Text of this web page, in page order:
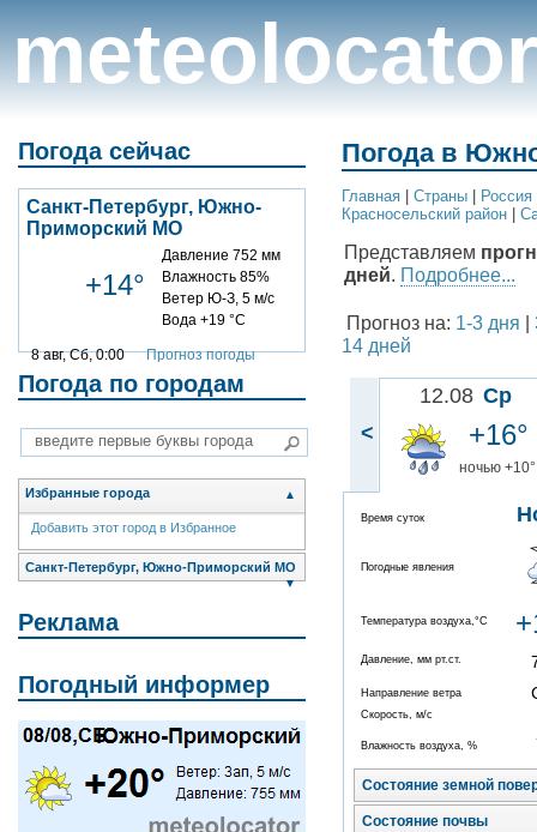
meteolocator
Погода сейчас
Санкт-Петербург, Южно-
Приморский МО
+14°
Давление 752 мм
Влажность 85%
Ветер Ю-З, 5 м/с
Вода +19 °C
8 авг, Сб, 0:00Прогноз погоды
Погода по городам
Избранные города ▲
Добавить этот город в Избранное
Санкт-Петербург, Южно-Приморский МО
▼
Реклама
Погодный информер
Погода в
Главная Cтраны Россия
Красносельский район
Представляем
дней. Подробнее...
Прогноз на: 1-3 дня
14 дней
<
12.08 Ср
+16°
ночью +10°
Время суток
Погодные явления
Температура воздуха,°C
Давление, мм рт.ст.
Направление ветра
Скорость, м/с
Влажность воздуха, %
Состояние земной
Состояние почвы